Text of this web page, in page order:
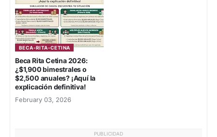
BECA-RITA-CETINA
Beca Rita Cetina 2026:
¿$1,900 bimestrales o
$2,500 anuales? ¡Aquí la
explicación definitiva!
February 03, 2026
PUBLICIDAD